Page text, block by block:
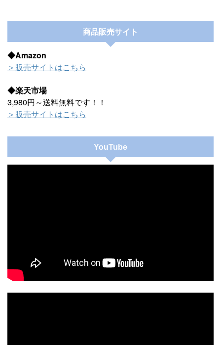
商品販売サイト
◆Amazon
＞販売サイトはこちら
◆楽天市場
3,980円～送料無料です！！
＞販売サイトはこちら
YouTube